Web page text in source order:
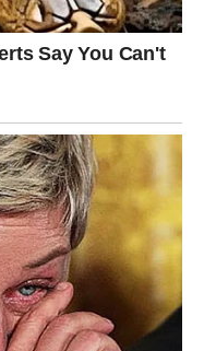
– KO
VAŠOJ
emocionalne
blizu. I što je
toga.